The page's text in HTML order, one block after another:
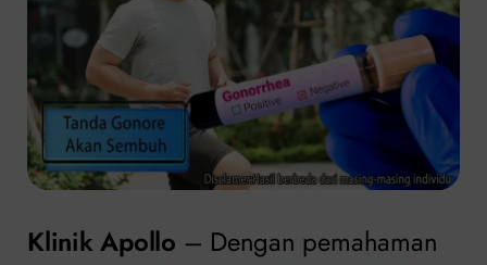
Klinik Apollo – Dengan pemahaman